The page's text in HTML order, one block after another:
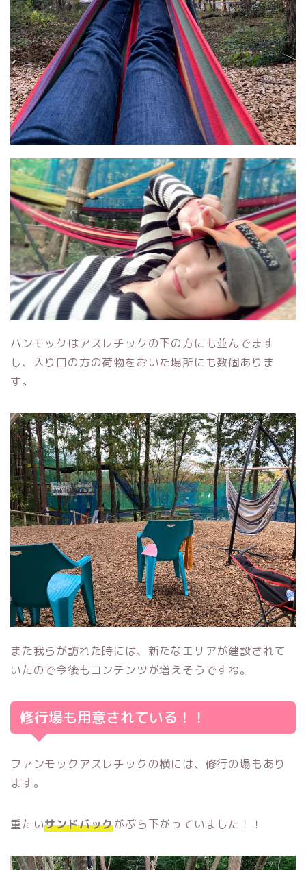
ハンモックはアスレチックの下の方にも並んでます
し、入り口の方の荷物をおいた場所にも数個ありま
す。
また我らが訪れた時には、新たなエリアが建設されて
いたので今後もコンテンツが増えそうですね。
修行場も用意されている！！
ファンモックアスレチックの横には、修行の場もあり
ます。
重たいサンドバックがぶら下がっていました！！